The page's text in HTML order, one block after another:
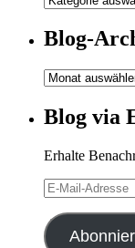
Blog-
Blog-
Blog via
Erhalte
E-
Mail-
Adresse